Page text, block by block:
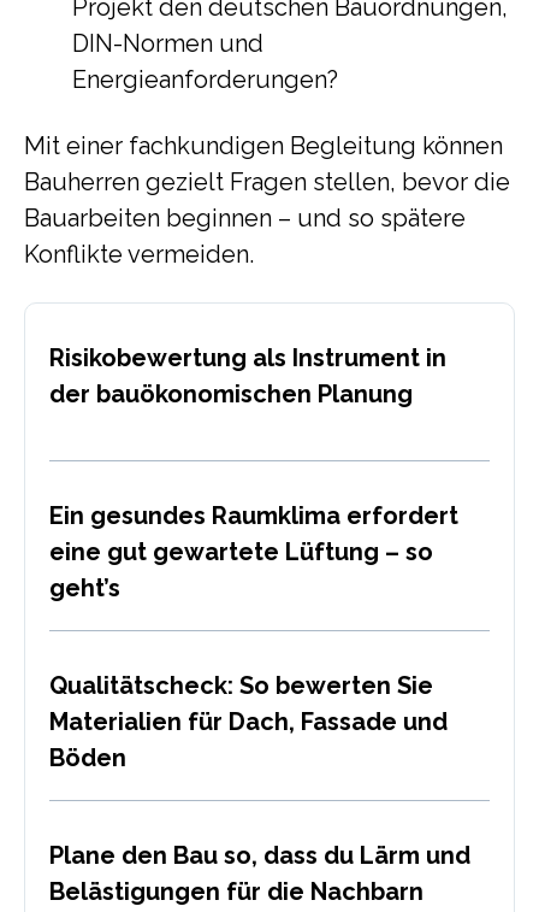
Projekt den deutschen Bauordnungen,
DIN-Normen und
Energieanforderungen?
Mit einer fachkundigen Begleitung können
Bauherren gezielt Fragen stellen, bevor die
Bauarbeiten beginnen – und so spätere
Konflikte vermeiden.
Risikobewertung als Instrument in
der bauökonomischen Planung
Ein gesundes Raumklima erfordert
eine gut gewartete Lüftung – so
geht’s
Qualitätscheck: So bewerten Sie
Materialien für Dach, Fassade und
Böden
Plane den Bau so, dass du Lärm und
Belästigungen für die Nachbarn